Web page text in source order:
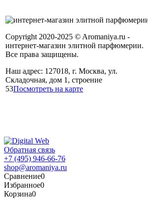
Copyright 2020-2025 © Aromaniya.ru -
интернет-магазин элитной парфюмерии.
Все права защищены.
Наш адрес: 127018, г. Москва, ул.
Складочная, дом 1, строение
53Посмотреть на карте
Обратная связь
+7 (495) 946-66-76
shop@aromaniya.ru
Сравнение0
Избранное0
Корзина0